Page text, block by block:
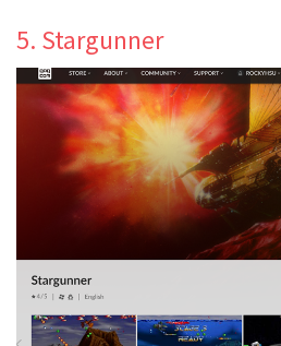
5. Stargunner